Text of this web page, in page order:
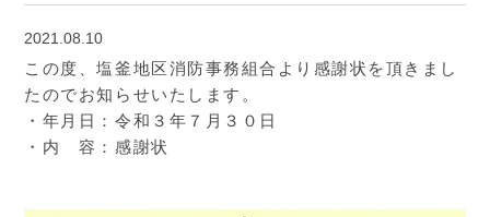
2021.08.10
この度、塩釜地区消防事務組合より感謝状を頂きまし
たのでお知らせいたします。
・年月日：令和３年７月３０日
・内 容：感謝状